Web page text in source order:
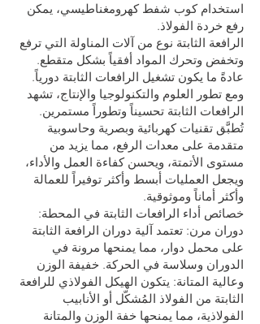
استخدام كوب شفط كهرومغناطيسي، يمكن
رفع خردة الفولاذ.
الرافعة الثابتة نوع من آلات المناولة التي ترفع
وتخفض وتحرك المواد أفقياً بشكل متقطع.
عادةً ما يكون تشغيل الرافعات الثابتة دورياً.
ومع تطور العلوم والتكنولوجيا والإنتاج، تشهد
الرافعات الثابتة تحسيناً وتطوراً مستمرين.
تُطبَّق تقنيات كهربائية وبصرية وحاسوبية
متقدمة على معدات الرفع، مما يزيد من
مستوى الأتمتة، ويحسن كفاءة العمل والأداء،
ويجعل العمليات أبسط وأكثر توفيراً للعمالة
وأكثر أماناً وموثوقية.
خصائص أداء الرافعات الثابتة في المحطة:
دوران مرن: تعتمد آلية دوران الرافعة الثابتة
على محمل دوار، مما يمنحها مرونة في
الدوران وسلاسة في الحركة. خفيفة الوزن
وعالية المتانة: يتكون الهيكل الفولاذي للرافعة
الثابتة من الفولاذ المُشكّل أو الأنابيب
الفولاذية، مما يمنحها خفة الوزن والمتانة